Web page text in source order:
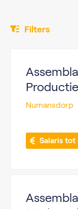
Filters
Productie
Numansdorp
Salaris